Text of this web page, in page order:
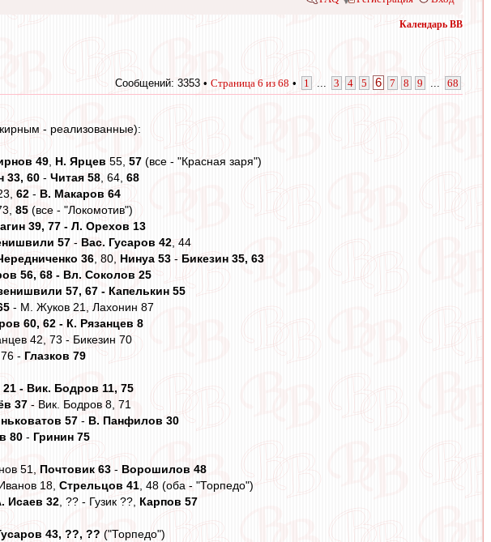
Календарь ВВ
Сообщений: 3353 • Страница 6 из 68 • 1 3 4 5 6 7 8 9 68
- реализованные):
49, Н. Ярцев 55, 57 (все - "Красная заря")
33, 60 - Читая 58, 64, 68
62 - В. Макаров 64
85 (все - "Локомотив")
39, 77 - Л. Орехов 13
57 - Вас. Гусаров 42, 44
36, 80, Нинуа 53 - Бикезин 35, 63
56, 68 - Вл. Соколов 25
57, 67 - Капелькин 55
- М. Жуков 21, Лахонин 87
60, 62 - К. Рязанцев 8
42, 73 - Бикезин 70
- Глазков 79
- Вик. Бодров 11, 75
37 - Вик. Бодров 8, 71
57 - В. Панфилов 30
80 - Гринин 75
51, Почтовик 63 - Ворошилов 48
18, Стрельцов 41, 48 (оба - "Торпедо")
Исаев 32, ?? - Гузик ??, Карпов 57
43, ??, ?? ("Торпедо")